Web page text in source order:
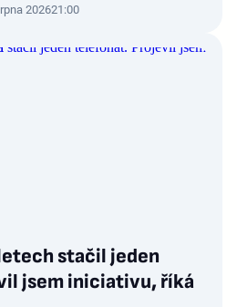
202621:00
stačil jeden
jsem iniciativu, říká